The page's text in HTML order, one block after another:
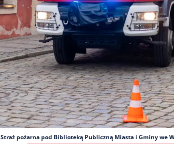
Straż pożarna pod Biblioteką Publiczną Miasta i Gminy we